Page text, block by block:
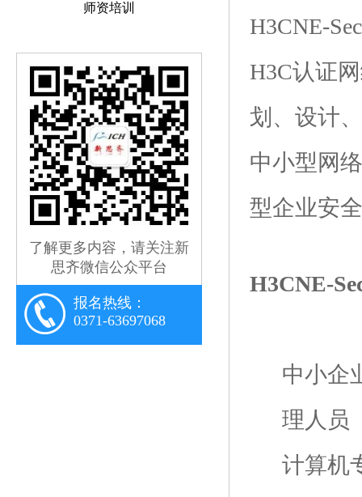
师资培训
了解更多内容，请关注新
思齐微信公众平台
报名热线：
0371-63697068
H3CNE-
H3C认证
划、设计
中小型网
型企业安
H3CNE-
中小企
理人员
计算机